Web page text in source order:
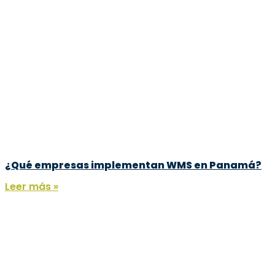
¿Qué empresas implementan WMS en Panamá?
Leer más »